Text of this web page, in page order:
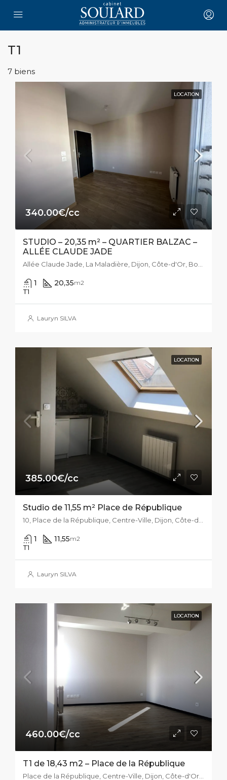
T1
7 biens
LOCATION
340.00€/cc
STUDIO – 20,35 m² – QUARTIER BALZAC –
ALLÉE CLAUDE JADE
1 20,35m2
T1
Lauryn SILVA
LOCATION
385.00€/cc
Studio de 11,55 m² Place de République
1 11,55m2
T1
Lauryn SILVA
LOCATION
460.00€/cc
T1 de 18,43 m2 – Place de la République